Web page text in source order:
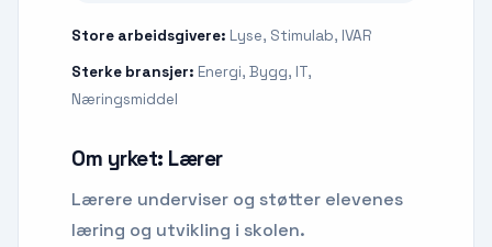
Store arbeidsgivere: Lyse, Stimulab, IVAR
Sterke bransjer: Energi, Bygg, IT,
Næringsmiddel
Om yrket: Lærer
Lærere underviser og støtter elevenes
læring og utvikling i skolen.